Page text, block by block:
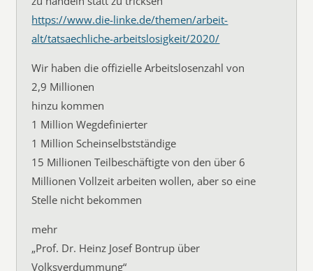
https://www.die-linke.de/themen/arbeit-
alt/tatsaechliche-arbeitslosigkeit/2020/
Wir haben die offizielle Arbeitslosenzahl von
2,9 Millionen
hinzu kommen
1 Million Wegdefinierter
1 Million Scheinselbstständige
15 Millionen Teilbeschäftigte von den über 6
Millionen Vollzeit arbeiten wollen, aber so eine
Stelle nicht bekommen
mehr
„Prof. Dr. Heinz Josef Bontrup über
Volksverdummung“